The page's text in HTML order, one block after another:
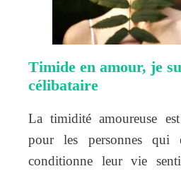
Timide en amour, je
célibataire
La timidité amoureuse
pour les personnes qui
conditionne leur vie